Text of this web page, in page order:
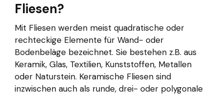
Fliesen?
Mit Fliesen werden meist quadratische oder
rechteckige Elemente für Wand- oder
Bodenbeläge bezeichnet. Sie bestehen z.B. aus
Keramik, Glas, Textilien, Kunststoffen, Metallen
oder Naturstein. Keramische Fliesen sind
inzwischen auch als runde, drei- oder polygonale